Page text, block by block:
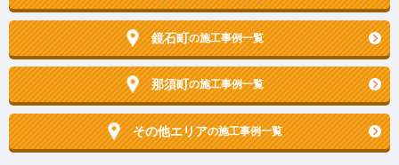
鏡石町の施工事例一覧
那須町の施工事例一覧
その他エリアの施工事例一覧